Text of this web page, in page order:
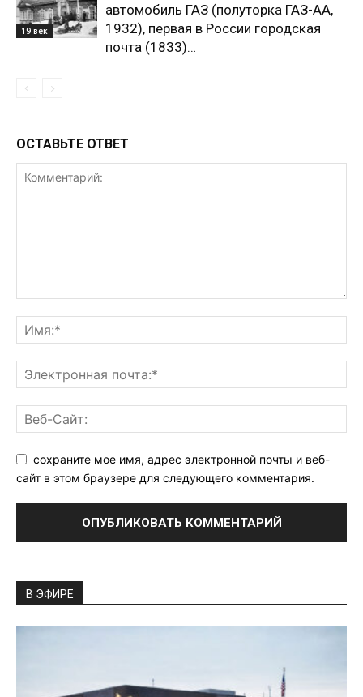
19 век
автомобиль ГАЗ (полуторка ГАЗ-АА,
1932), первая в России городская
почта (1833)…
ОСТАВЬТЕ ОТВЕТ
сохраните мое имя, адрес электронной почты и веб-
сайт в этом браузере для следующего комментария.
В ЭФИРЕ